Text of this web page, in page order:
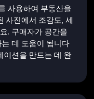
사용하여 부동산을
사진에서 조감도, 세
. 구매자가 공간을
데 도움이 됩니다
션을 만드는 데 완